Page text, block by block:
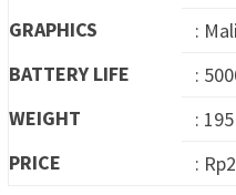
GRAPHICS
:
BATTERY LIFE
:
WEIGHT
:
PRICE
: